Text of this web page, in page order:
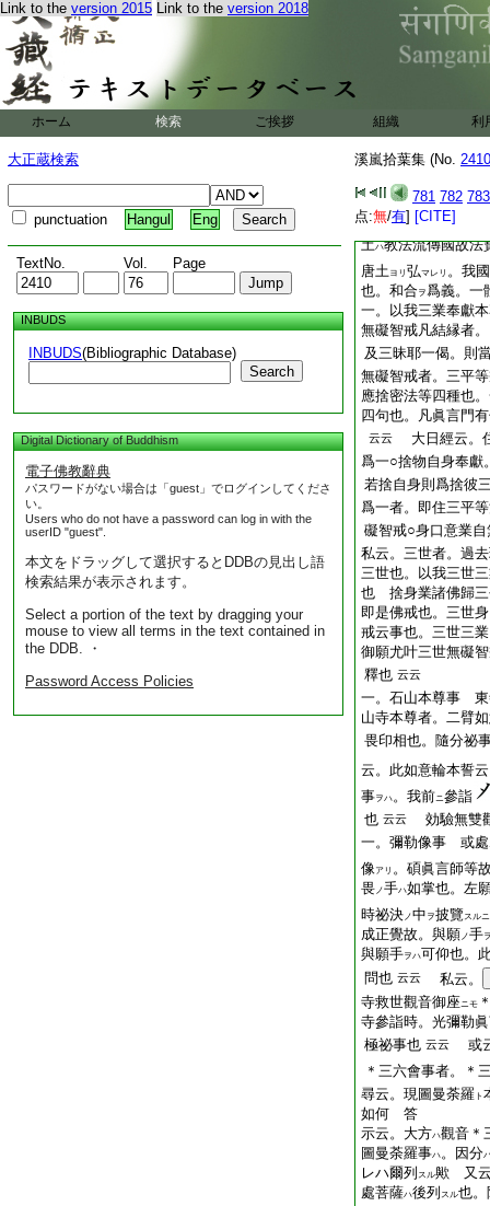
Link to the version 2015 Link to the version 2018
ホーム 検索 ご挨拶 組織 利
大正蔵検索
punctuation Hangul Eng
TextNo. Vol. Page
INBUDS
INBUDS(Bibliographic Database)
Search
Digital Dictionary of Buddhism
電子佛教辭典
パスワードがない場合は「guest」でログインしてくださ
い。
Users who do not have a password can log in with the
userID "guest".
本文をドラッグして選択するとDDBの見出し語
検索結果が表示されます。
Select a portion of the text by dragging your
mouse to view all terms in the text contained in
the DDB. ・
Password Access Policies
溪嵐拾葉集 (No.
781 782 783
点:無/有] [CITE]
界自然ノ義也。是則
シ玉ヘリ
。以之加持
加持者。以本有ヲ 爲
無明。若離二義者
一。以三國習三杵
也。此三國者。法
三國即三寶也。天竺
土ハ教法流傳國故法
唐土ヨリ 弘マレリ 。我
也。和合ヲ爲義。一
一。以我三業奉獻
無礙智戒凡結縁者
及三昧耶一偈。則
無礙智戒者。三平
應捨密法等四種也
四句也。凡眞言門
云云
大日經云。
爲一○捨物自身奉獻
若捨自身則爲捨彼
爲一者。即住三平
礙智戒○身口意業
私云。三世者。過
三世也。以我三世
也 捨身業諸佛歸三
即是佛戒也。三世
戒云事也。三世三
御願尤叶三世無礙
釋也 云云
一。石山本尊事 東
山寺本尊者。二臂
畏印相也。隨分祕
云。此如意輪本誓
事ヲハ。我前ニ參詣
也 云云
効驗無雙
一。彌勒像事 或處
像アリ 。碩眞言師等
畏ノ手ハ如掌也。左
時祕決ノ中 ヲ披覽スルニ
成正覺故。與願ノ手
與願手ヲハ可仰也。
問也 云云
私云。
寺救世觀音御座ニモ
寺參詣時。光彌勒
極祕事也 云云
或
＊三六會事者。＊
尋云。現圖曼荼羅 ト
如何 答
示云。大方ハ觀音＊
圖曼荼羅事ハ。因分
レハ爾列 スル歟 又
處菩薩ハ後列 スル也。